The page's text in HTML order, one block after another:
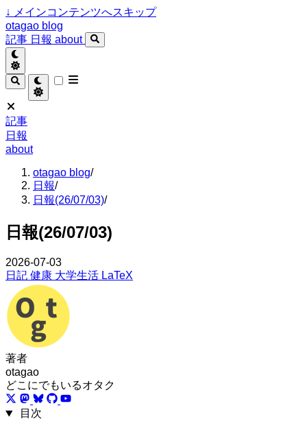
↓ メインコンテンツへスキップ
otagao blog
記事 日報 about
記事
日報
about
otagao blog/
日報/
日報(26/07/03)/
日報(26/07/03)
2026-07-03
日記 健康 大学生活 LaTeX
著者
otagao
どこにでもいるオタク
目次